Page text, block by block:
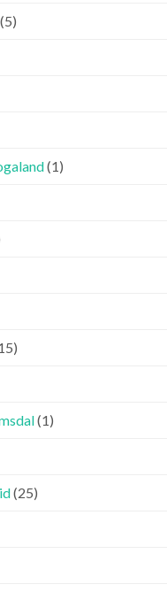
(5)
(1)
(1)
(25)